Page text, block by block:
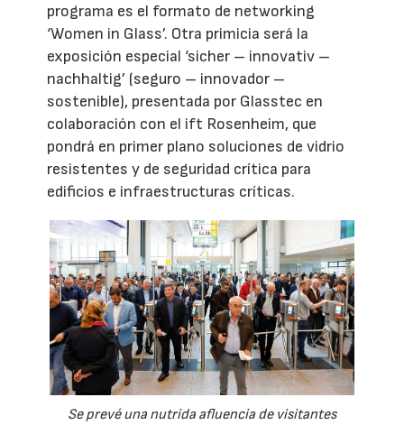
programa es el formato de networking
‘Women in Glass’. Otra primicia será la
exposición especial ‘sicher – innovativ –
nachhaltig’ (seguro – innovador –
sostenible), presentada por Glasstec en
colaboración con el ift Rosenheim, que
pondrá en primer plano soluciones de vidrio
resistentes y de seguridad crítica para
edificios e infraestructuras críticas.
Se prevé una nutrida afluencia de visitantes